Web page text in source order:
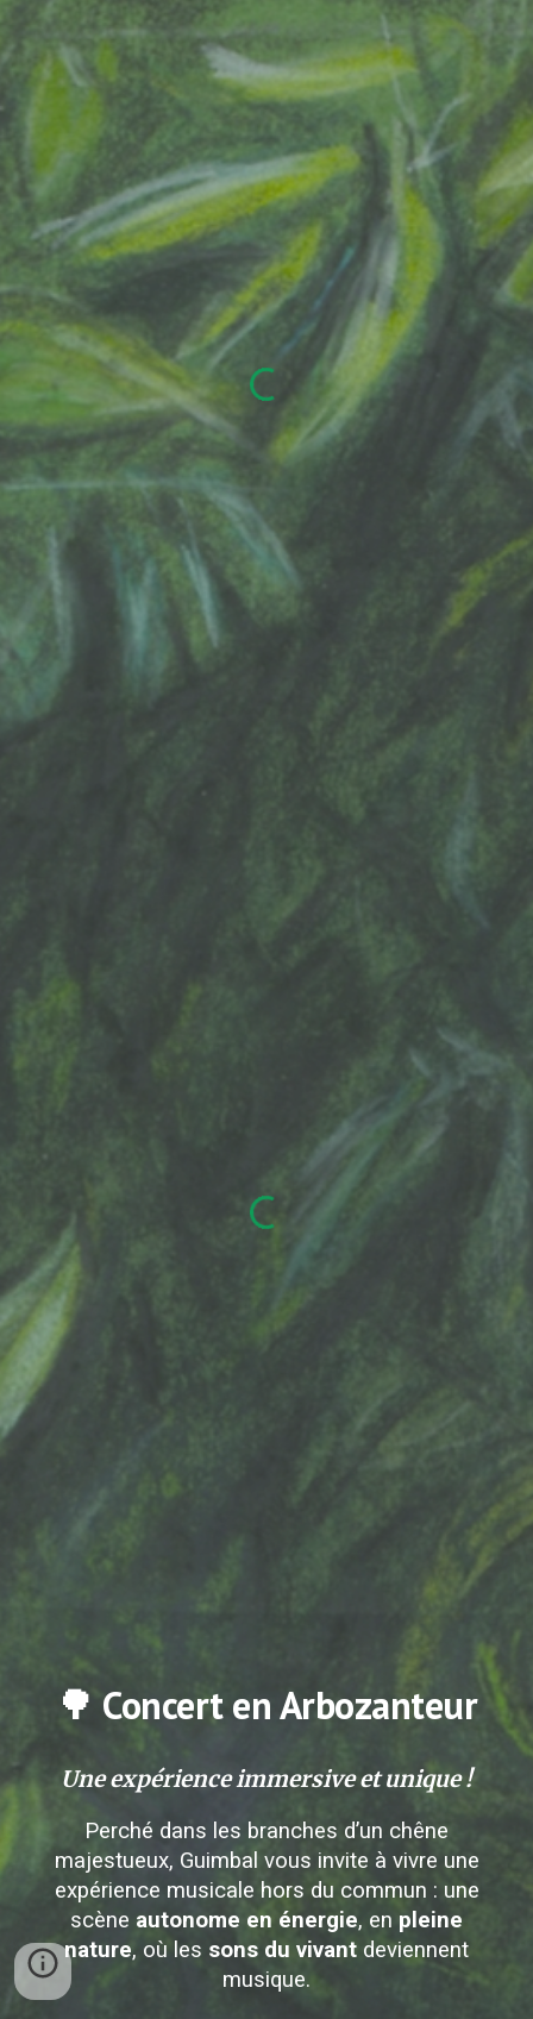
🌳 Concert en Arbozanteur
Une expérience immersive et unique !
Perché dans les branches d’un chêne
majestueux, Guimbal vous invite à vivre une
expérience musicale hors du commun : une
scène autonome en énergie, en pleine
nature, où les sons du vivant deviennent
musique.